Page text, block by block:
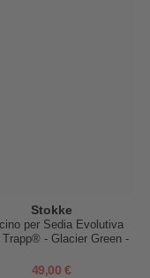
Stokke
per Sedia Evolutiva
Trapp® - Glacier Green -
49,00 €